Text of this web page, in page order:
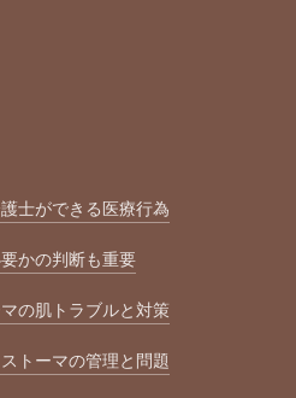
士ができる医療行為
かの判断も重要
の肌トラブルと対策
トーマの管理と問題